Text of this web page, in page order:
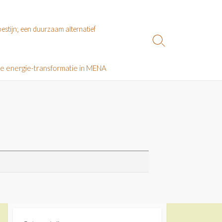
een duurzaam alternatief
energie-transformatie in MENA
Zoeken